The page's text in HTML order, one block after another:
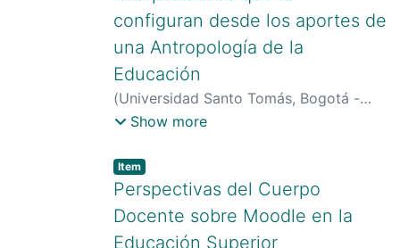
configuran desde los aportes de
una Antropología de la
Educación
(Universidad Santo Tomás, Bogotá -
Colombia)Tabares Duque, Juvenal
Show more
Item type:
Item,
Perspectivas del Cuerpo
Docente sobre Moodle en la
Educación Superior